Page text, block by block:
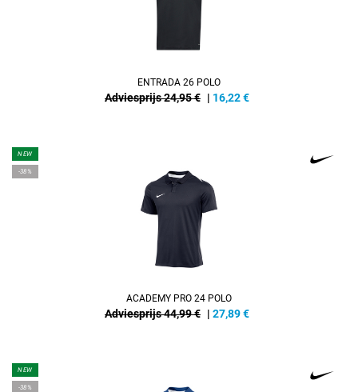
ENTRADA 26 POLO
Adviesprijs 24,95 € | 16,22€
NEW
-38%
ACADEMY PRO 24 POLO
Adviesprijs 44,99 € | 27,89€
NEW
-38%